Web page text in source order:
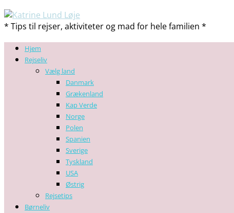
* Tips til rejser, aktiviteter og mad for hele familien *
Hjem
Rejseliv
Vælg land
Danmark
Grækenland
Kap Verde
Norge
Polen
Spanien
Sverige
Tyskland
USA
Østrig
Rejsetips
Børneliv